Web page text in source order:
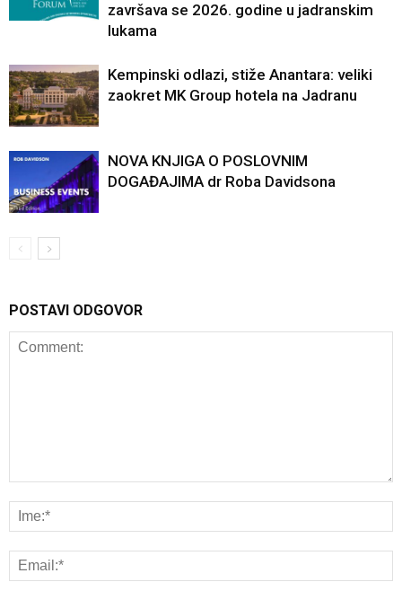
završava se 2026. godine u jadranskim
lukama
Kempinski odlazi, stiže Anantara: veliki
zaokret MK Group hotela na Jadranu
NOVA KNJIGA O POSLOVNIM
DOGAĐAJIMA dr Roba Davidsona
POSTAVI ODGOVOR